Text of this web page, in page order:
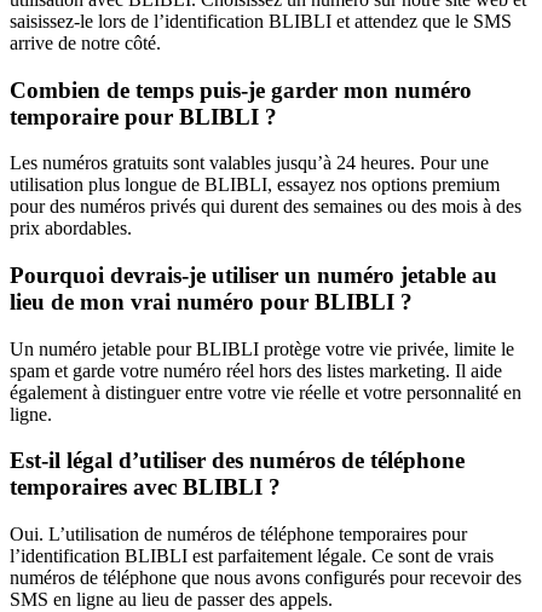
saisissez-le lors de l’identification BLIBLI et attendez que le SMS
arrive de notre côté.
Combien de temps puis-je garder mon numéro
temporaire pour BLIBLI ?
Les numéros gratuits sont valables jusqu’à 24 heures. Pour une
utilisation plus longue de BLIBLI, essayez nos options premium
pour des numéros privés qui durent des semaines ou des mois à des
prix abordables.
Pourquoi devrais-je utiliser un numéro jetable au
lieu de mon vrai numéro pour BLIBLI ?
Un numéro jetable pour BLIBLI protège votre vie privée, limite le
spam et garde votre numéro réel hors des listes marketing. Il aide
également à distinguer entre votre vie réelle et votre personnalité en
ligne.
Est-il légal d’utiliser des numéros de téléphone
temporaires avec BLIBLI ?
Oui. L’utilisation de numéros de téléphone temporaires pour
l’identification BLIBLI est parfaitement légale. Ce sont de vrais
numéros de téléphone que nous avons configurés pour recevoir des
SMS en ligne au lieu de passer des appels.